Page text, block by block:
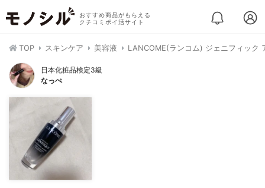
おすすめ商品がもらえる
クチコミポイ活サイト
TOP スキンケア 美容液 LANCOME(ランコム) ジェニフィック
日本化粧品検定3級
なっぺ